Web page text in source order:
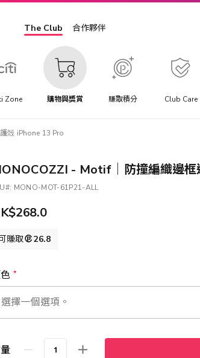
The Club 合作夥伴
Zone 購物與獎賞 賺取積分 Club Care
殻 iPhone 13 Pro
- Motif｜防撞編織邊
MONO-MOT-61P21-ALL
賺取 26.8